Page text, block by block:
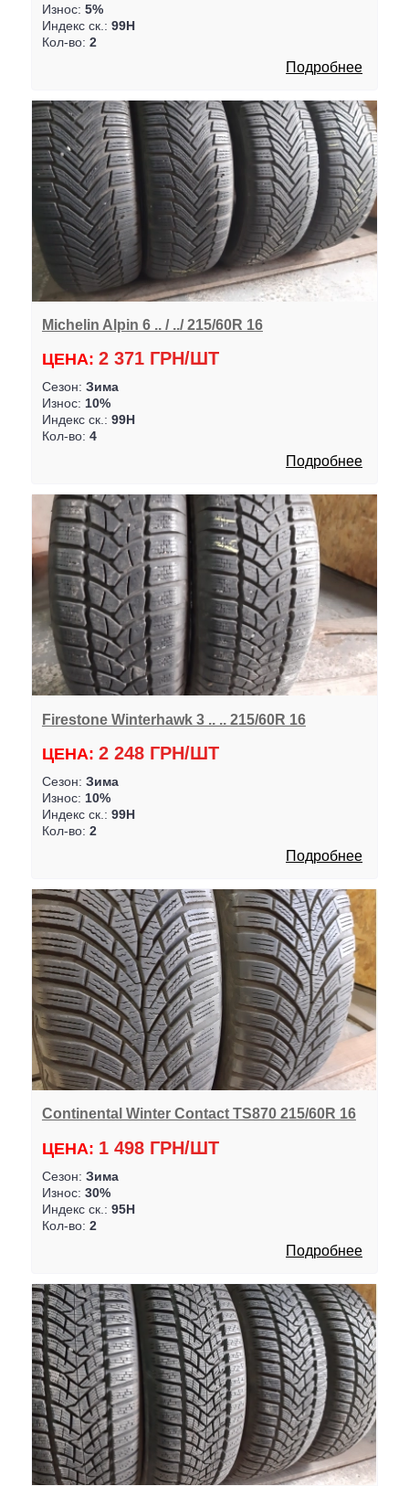
Износ: 5%
Индекс ск.: 99H
Кол-во: 2
Подробнее
Michelin Alpin 6 .. / ../ 215/60R 16
ЦЕНА: 2 371 ГРН/ШТ
Сезон: Зима
Износ: 10%
Индекс ск.: 99H
Кол-во: 4
Подробнее
Firestone Winterhawk 3 .. .. 215/60R 16
ЦЕНА: 2 248 ГРН/ШТ
Сезон: Зима
Износ: 10%
Индекс ск.: 99H
Кол-во: 2
Подробнее
Continental Winter Contact TS870 215/60R 16
ЦЕНА: 1 498 ГРН/ШТ
Сезон: Зима
Износ: 30%
Индекс ск.: 95H
Кол-во: 2
Подробнее